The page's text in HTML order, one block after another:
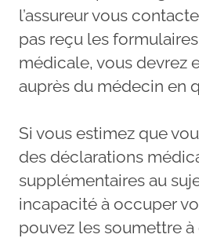
l’assureur vous
pas reçu les
médicale, vous devrez
auprès du médecin en
Si vous estimez que
des déclarations
supplémentaires au
incapacité à occuper
pouvez les soumettre